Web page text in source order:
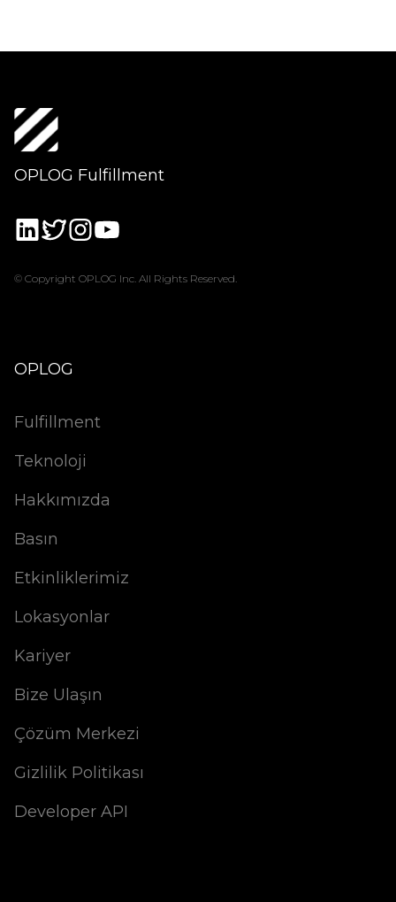
OPLOG Fulfillment
© Copyright OPLOG Inc. All Rights Reserved.
OPLOG
Fulfillment
Teknoloji
Hakkımızda
Basın
Etkinliklerimiz
Lokasyonlar
Kariyer
Bize Ulaşın
Çözüm Merkezi
Gizlilik Politikası
Developer API